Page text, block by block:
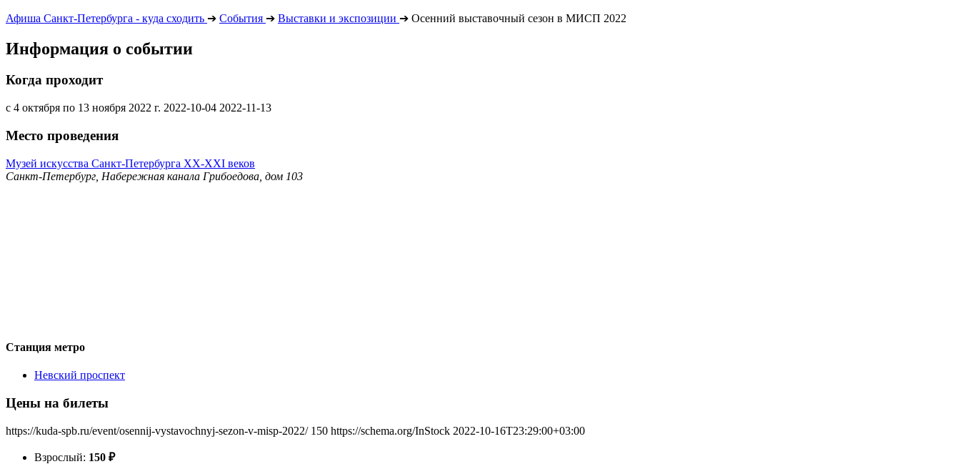
Афиша Санкт-Петербурга - куда сходить ➔ События ➔ Выставки и экспозиции ➔ Осенний выставочный сезон в МИСП 2022
Информация о событии
Когда проходит
с 4 октября по 13 ноября 2022 г. 2022-10-04 2022-11-13
Место проведения
Музей искусства Санкт-Петербурга ХХ-ХХI веков
Санкт-Петербург, Набережная канала Грибоедова, дом 103
Станция метро
Невский проспект
Цены на билеты
https://kuda-spb.ru/event/osennij-vystavochnyj-sezon-v-misp-2022/ 150 https://schema.org/InStock 2022-10-16T23:29:00+03:00
Взрослый: 150 ₽